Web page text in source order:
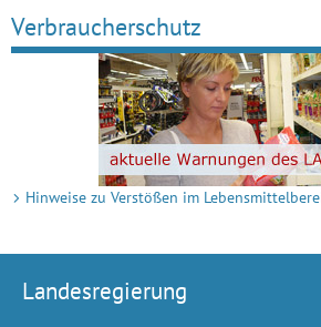
Verbraucherschutz
Hinweise zu Verstößen im
Landesregierung